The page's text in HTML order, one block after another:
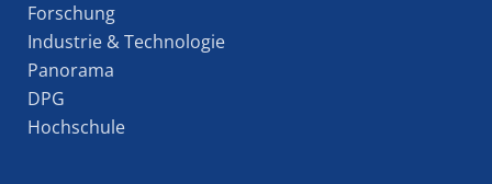
Forschung
Industrie & Technologie
Panorama
DPG
Hochschule